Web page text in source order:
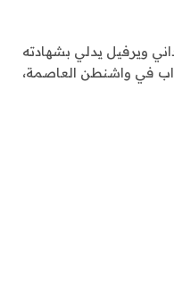
ويرفيل يدلي بشهادته
في واشنطن العاصمة،